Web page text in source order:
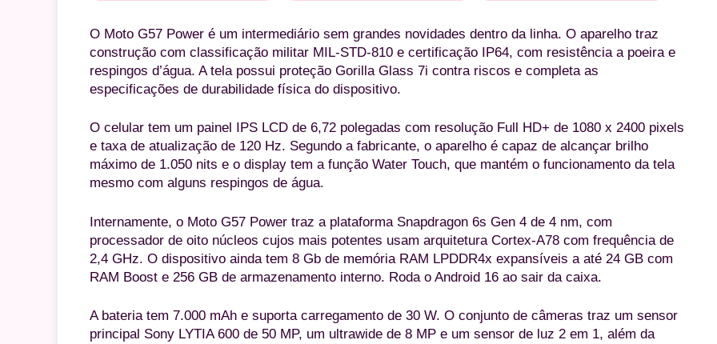
O Moto G57 Power é um intermediário sem grandes novidades dentro da linha. O aparelho traz
construção com classificação militar MIL-STD-810 e certificação IP64, com resistência a poeira e
respingos d’água. A tela possui proteção Gorilla Glass 7i contra riscos e completa as
especificações de durabilidade física do dispositivo.
O celular tem um painel IPS LCD de 6,72 polegadas com resolução Full HD+ de 1080 x 2400 pixels
e taxa de atualização de 120 Hz. Segundo a fabricante, o aparelho é capaz de alcançar brilho
máximo de 1.050 nits e o display tem a função Water Touch, que mantém o funcionamento da tela
mesmo com alguns respingos de água.
Internamente, o Moto G57 Power traz a plataforma Snapdragon 6s Gen 4 de 4 nm, com
processador de oito núcleos cujos mais potentes usam arquitetura Cortex-A78 com frequência de
2,4 GHz. O dispositivo ainda tem 8 Gb de memória RAM LPDDR4x expansíveis a até 24 GB com
RAM Boost e 256 GB de armazenamento interno. Roda o Android 16 ao sair da caixa.
A bateria tem 7.000 mAh e suporta carregamento de 30 W. O conjunto de câmeras traz um sensor
principal Sony LYTIA 600 de 50 MP, um ultrawide de 8 MP e um sensor de luz 2 em 1, além da